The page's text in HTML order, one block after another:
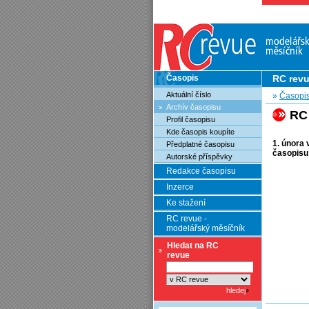
Časopis
Aktuální číslo
Archív časopisu
Profil časopisu
Kde časopis koupíte
Předplatné časopisu
Autorské příspěvky
Redakce časopisu
Inzerce
Ke stažení
RC revue -
modelářský měsíčník
Hledat na RC
revue
RC
»
1. února